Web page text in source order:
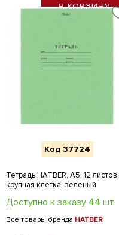
В КОРЗИНУ
Код 37724
Тетрадь HATBER, А5, 12 листов,
крупная клетка, зеленый
Доступно к заказу 44 шт
Все товары бренда HATBER